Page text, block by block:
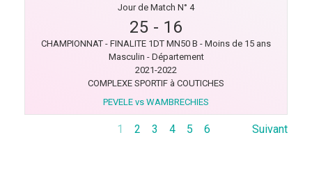
Jour de Match N° 4
25 - 16
CHAMPIONNAT - FINALITE 1DT MN50 B - Moins de 15 ans
Masculin - Département
2021-2022
COMPLEXE SPORTIF à COUTICHES
PEVELE vs WAMBRECHIES
1 2 3 4 5 6 Suivant